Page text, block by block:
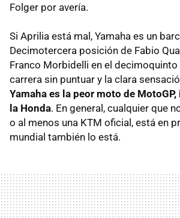
Folger por avería.
Si Aprilia está mal, Yamaha es un
Decimotercera posición de Fabio
Franco Morbidelli en el
carrera sin puntuar y la clara
Yamaha es la peor moto de
la Honda. En general, cualquier que
o al menos una KTM oficial, está en
mundial también lo está.